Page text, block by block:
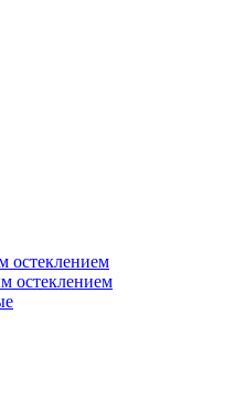
остеклением
остеклением